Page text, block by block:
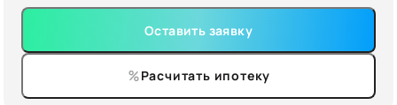
Оставить заявку
Расчитать ипотеку